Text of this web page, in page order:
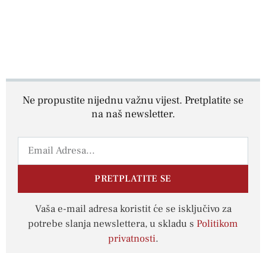
Ne propustite nijednu važnu vijest. Pretplatite se
na naš newsletter.
PRETPLATITE SE
Vaša e-mail adresa koristit će se isključivo za
potrebe slanja newslettera, u skladu s Politikom
privatnosti.